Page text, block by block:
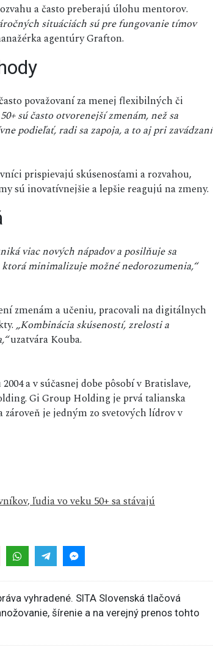
a často preberajú úlohu mentorov.
situáciách sú pre fungovanie tímov
agentúry Grafton.
považovaní za menej flexibilných či
sú často otvorenejší zmenám, než sa
podieľať, radi sa zapoja, a to aj pri zavádzaní
prispievajú skúsenosťami a rozvahou,
sú inovatívnejšie a lepšie reagujú na zmeny.
viac nových nápadov a posilňuje sa
minimalizuje možné nedorozumenia,“
zmenám a učeniu, pracovali na digitálnych
„Kombinácia skúseností, zrelosti a
uzatvára Kouba.
a v súčasnej dobe pôsobí v Bratislave,
Gi Group Holding je prvá talianska
zároveň je jedným zo svetových lídrov v
ľudia vo veku 50+ sa stávajú
vyhradené. SITA Slovenská tlačová
šírenie a na verejný prenos tohto